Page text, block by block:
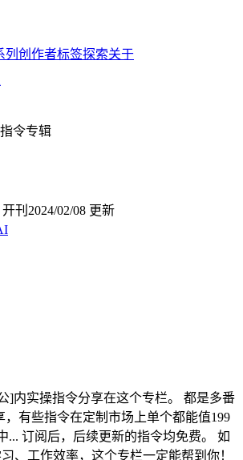
列 创作者标签探索关于
令专辑
开刊 2024/02/08 更新
]内实操指令分享在这个专栏。 都是多番
，有些指令在定制市场上单个都能值199
... 订阅后，后续更新的指令均免费。 如
、工作效率，这个专栏一定能帮到你！